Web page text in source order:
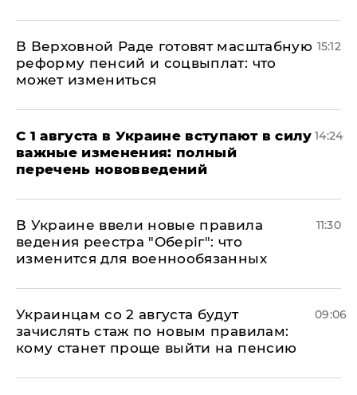
В Верховной Раде готовят масштабную
реформу пенсий и соцвыплат: что
может измениться
15:12
С 1 августа в Украине вступают в силу
важные изменения: полный
перечень нововведений
14:24
В Украине ввели новые правила
ведения реестра "Оберіг": что
изменится для военнообязанных
11:30
Украинцам со 2 августа будут
зачислять стаж по новым правилам:
кому станет проще выйти на пенсию
09:06